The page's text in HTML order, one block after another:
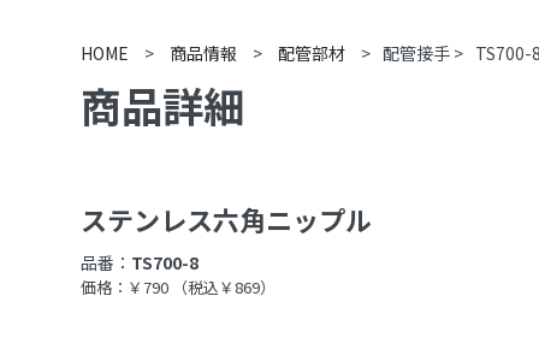
HOME > 商品情報 > 配管部材 > 配管接手 > TS700-
商品詳細
ステンレス六角ニップル
品番： TS700-8
価格：￥790 （税込￥869）